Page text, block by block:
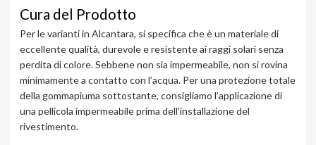
Cura del Prodotto
Per le varianti in Alcantara, si specifica che è un materiale di
eccellente qualità, durevole e resistente ai raggi solari senza
perdita di colore. Sebbene non sia impermeabile, non si rovina
minimamente a contatto con l’acqua. Per una protezione totale
della gommapiuma sottostante, consigliamo l’applicazione di
una pellicola impermeabile prima dell’installazione del
rivestimento.